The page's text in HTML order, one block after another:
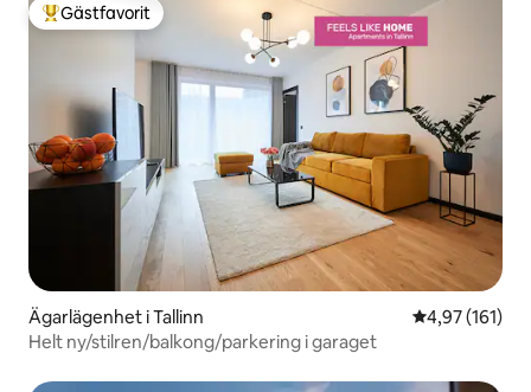
Populär gästfavorit
Gästfavorit
Ägarlägenhet i Tallinn 4,97 av 5 i
4,97 (161)
Helt ny/stilren/balkong/parkering i garaget